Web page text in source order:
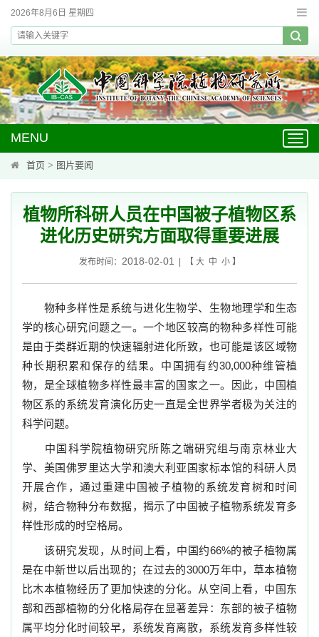
2026年8月6日 星期四
MENU
首页 > 图片要闻
植物所科研人员在中国被子植物区系
进化历史研究方面取得重要进展
发布时间： 2018-02-01 | 【 大 中 小】
物种多样性是系统与进化生物学、生物地理学和生态
学的核心研究问题之一。一个地区较高的物种多样性可能
是由于类群近期的快速辐射进化所致，也可能是该区域物
种长期积累和保存的结果。中国拥有约30,000种维管植
物，是全球植物多样性最丰富的国家之一。因此，中国植
物区系的系统发育演化历史一直是全世界学者极为关注的
科学问题。
中国科学院植物研究所陈之端研究组与南京林业大
学、美国佛罗里达大学和澳大利亚国家标本馆的科研人员
开展合作，通过重建中国被子植物的系统发育树和时间
树，结合物种分布数据，揭示了中国被子植物系统发育多
样性形成的时空格局。
该研究发现，从时间上看，中国约66%的被子植物属
是在中新世以后出现的；在过去的3000万年中，草本植物
比木本植物经历了更加快速的分化。从空间上看，中国东
部和西部植物的分化格局存在显著差异：东部的被子植物
属平均分化时间较早，系统发育离散，系统发育多样性较